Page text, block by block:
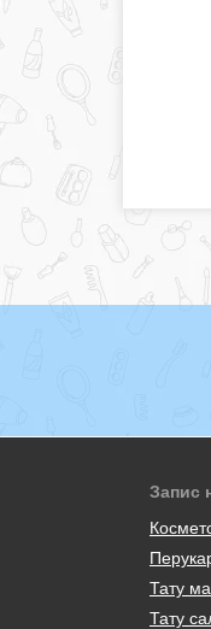
Запис
Тату
Тату